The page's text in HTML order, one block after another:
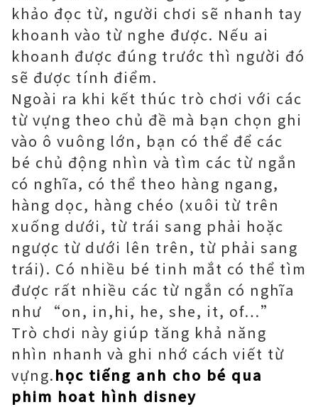
khảo đọc từ, người chơi sẽ nhanh tay
khoanh vào từ nghe được. Nếu ai
khoanh được đúng trước thì người đó
sẽ được tính điểm.
Ngoài ra khi kết thúc trò chơi với các
từ vựng theo chủ đề mà bạn chọn ghi
vào ô vuông lớn, bạn có thể để các
bé chủ động nhìn và tìm các từ ngắn
có nghĩa, có thể theo hàng ngang,
hàng dọc, hàng chéo (xuôi từ trên
xuống dưới, từ trái sang phải hoặc
ngược từ dưới lên trên, từ phải sang
trái). Có nhiều bé tinh mắt có thể tìm
được rất nhiều các từ ngắn có nghĩa
như “on, in,hi, he, she, it, of…”
Trò chơi này giúp tăng khả năng
nhìn nhanh và ghi nhớ cách viết từ
vựng.học tiếng anh cho bé qua
phim hoat hình disney